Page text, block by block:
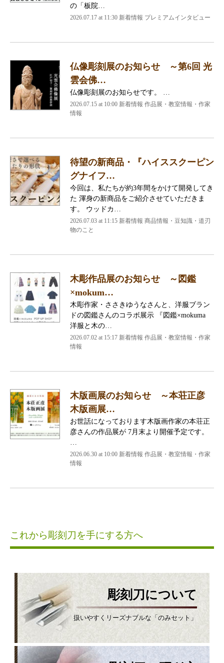
の「板院…
2026.07.17 at 11:30 新着情報 プレミアムインタビュー
仏像彫刻展のお知らせ ～第6回 光
雲会佛…
仏像彫刻展のお知らせです。 …
2026.07.15 at 10:00 新着情報 作品展・教室情報・作家
情報
待望の新商品・『ハイススクーピン
グナイフ…
今回は、私たちが約3年間をかけて開発してき
た 渾身の新商品をご紹介させていただきま
す。 ウッドカ…
2026.07.03 at 11:15 新着情報 商品情報・豆知識・道刃
物のこと
木彫作品展のお知らせ ～図鑑
×mokum…
木彫作家・ささきゆうなさんと、洋服ブラン
ドの図鑑さんのコラボ展示 『図鑑×mokuma
洋服と木の…
2026.07.02 at 15:17 新着情報 作品展・教室情報・作家
情報
木版画展のお知らせ ～本荘正彦
木版画展…
お世話になっております木版画作家の本荘正
彦さんの作品展が 7月末より開催予定です。
2026.06.30 at 10:00 新着情報 作品展・教室情報・作家
情報
これから彫刻刀を手にする方へ
彫刻刀について
扱いやすくリーズナブルな「のみセット」